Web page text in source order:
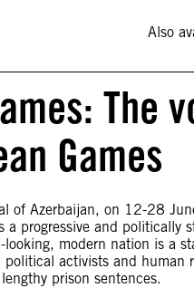
Also
The
Games
of Azerbaijan, on 12-28
a progressive and politically
modern nation is a
activists and human
prison sentences.